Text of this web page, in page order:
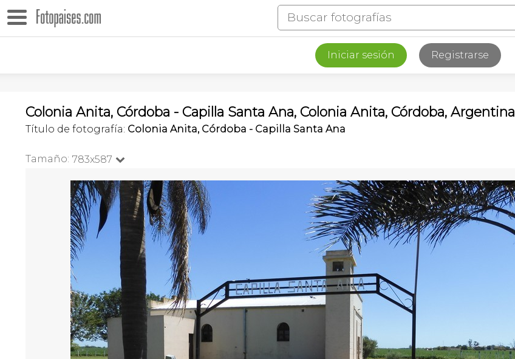
Iniciar sesión Registrarse
Colonia Anita, Córdoba - Capilla Santa Ana, Colonia Anita, Córdoba, Argentina
Título de fotografía: Colonia Anita, Córdoba - Capilla Santa Ana
Tamaño: 783x587 